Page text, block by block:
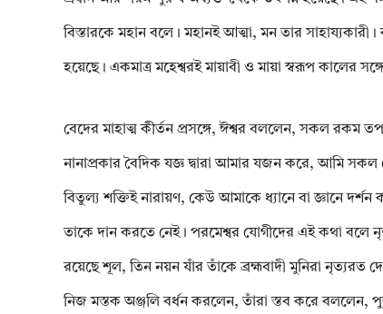
বিস্তারকে মহান বলে। মহানই আত্মা, মন তার
হয়েছে। একমাত্র মহেশ্বরই মায়াবী ও মায়া স্বরূপ কালের
বেদের মাহাত্ম কীর্তন প্রসঙ্গে, ঈশ্বর বললেন, সকল রকম
নানাপ্রকার বৈদিক যজ্ঞ দ্বারা আমার যজন করে, আমি
বিতুল্য শক্তিই নারায়ণ, কেউ আমাকে ধ্যানে বা জ্ঞানে
তাকে দান করতে নেই। পরমেশ্বর যোগীদের এই কথা বলে
রয়েছে শূল, তিন নয়ন যাঁর তাঁকে ব্রহ্মবাদী মুনিরা নৃত্যরত
নিজ মস্তক অঞ্জলি বর্ধন করলেন, তাঁরা স্তব করে বললেন,